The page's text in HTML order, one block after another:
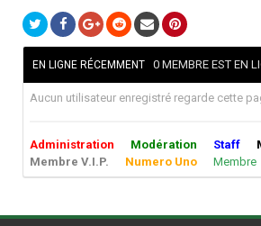
EN LIGNE RÉCEMMENT 0 MEMBRE EST EN
Aucun utilisateur enregistré regarde cette
Administration Modération Staff
Membre V.I.P.
Numero Uno Membre